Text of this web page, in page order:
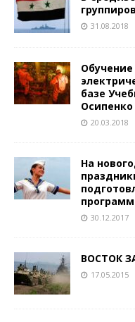
31.08.2018
базе
Осипенко
20.03.2018
На
30.12.2017
ВОСТОК
17.05.2015